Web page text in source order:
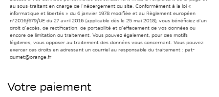
au sous-traitant en charge de l’hébergement du site. Conformément à la loi «
informatique et libertés » du 6 janvier 1978 modifiée et au Règlement européen
n°2016/679/UE du 27 avril 2016 (applicable dès le 25 mai 2018), vous bénéficiez d’un
droit d’accès, de rectification, de portabilité et d’effacement de vos données ou
encore de limitation du traitement. Vous pouvez également, pour des motifs
légitimes, vous opposer au traitement des données vous concernant. Vous pouvez
exercer ces droits en adressant un courriel au responsable du traitement : pat-
dumet@orange.fr
Votre paiement